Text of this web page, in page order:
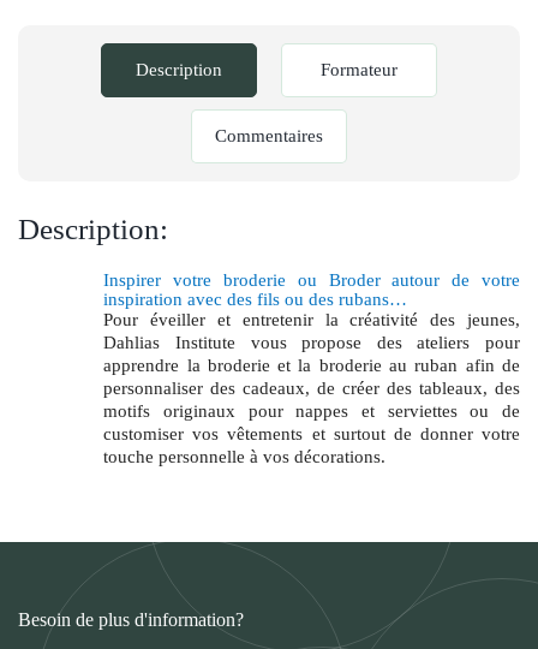
Description Formateur
Commentaires
Description:
Inspirer votre broderie ou Broder autour de votre
inspiration avec des fils ou des rubans…
Pour éveiller et entretenir la créativité des jeunes,
Dahlias Institute vous propose des ateliers pour
apprendre la broderie et la broderie au ruban afin de
personnaliser des cadeaux, de créer des tableaux, des
motifs originaux pour nappes et serviettes ou de
customiser vos vêtements et surtout de donner votre
touche personnelle à vos décorations.
Besoin de plus d'information?